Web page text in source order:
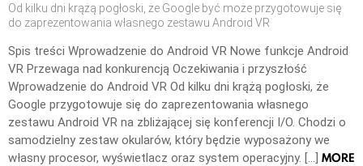
Od kilku dni krążą pogłoski, że Google być może przygotowuje się
do zaprezentowania własnego zestawu Android VR
Spis treści Wprowadzenie do Android VR Nowe funkcje Android
VR Przewaga nad konkurencją Oczekiwania i przyszłość
Wprowadzenie do Android VR Od kilku dni krążą pogłoski, że
Google przygotowuje się do zaprezentowania własnego
zestawu Android VR na zbliżającej się konferencji I/O. Chodzi o
samodzielny zestaw okularów, który będzie wyposażony we
własny procesor, wyświetlacz oraz system operacyjny. […] MORE